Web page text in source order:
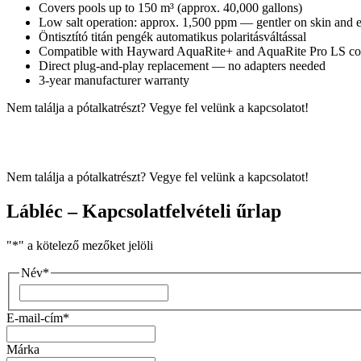
Covers pools up to 150 m³ (approx. 40,000 gallons)
Low salt operation: approx. 1,500 ppm — gentler on skin and
Öntisztító titán pengék automatikus polaritásváltással
Compatible with Hayward AquaRite+ and AquaRite Pro LS
Direct plug-and-play replacement — no adapters needed
3-year manufacturer warranty
Nem találja a pótalkatrészt? Vegye fel velünk a kapcsolatot!
Nem találja a pótalkatrészt? Vegye fel velünk a kapcsolatot!
Lábléc – Kapcsolatfelvételi űrlap
"*" a kötelező mezőket jelöli
Név*
E-mail-cím*
Márka